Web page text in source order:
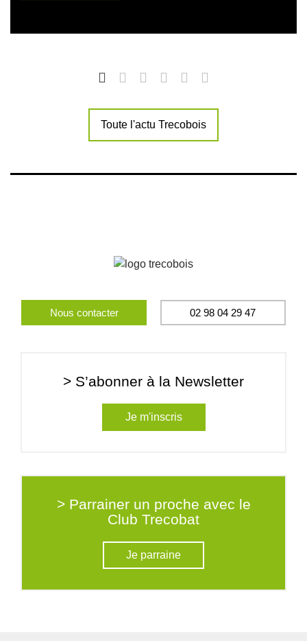
Toute l'actu Trecobois
Nous contacter 02 98 04 29 47
> S’abonner à la Newsletter
Je m'inscris
> Parrainer un proche avec le
Club Trecobat
Je parraine